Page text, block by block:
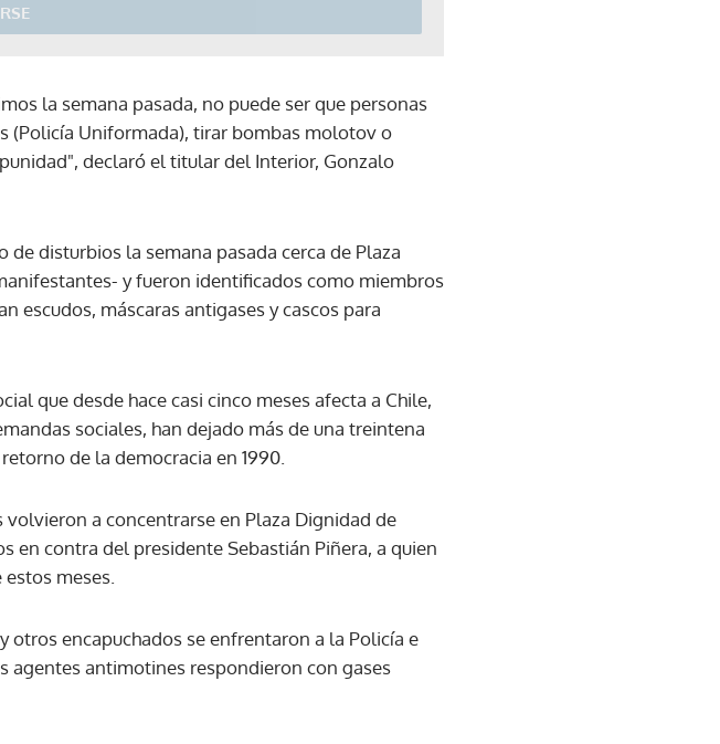
nuestro boletín.
la semana pasada, no puede ser que personas
(Policía Uniformada), tirar bombas molotov o
declaró el titular del Interior, Gonzalo
disturbios la semana pasada cerca de Plaza
y fueron identificados como miembros
escudos, máscaras antigases y cascos para
que desde hace casi cinco meses afecta a Chile,
sociales, han dejado más de una treintena
de la democracia en 1990.
a concentrarse en Plaza Dignidad de
en contra del presidente Sebastián Piñera, a quien
meses.
otros encapuchados se enfrentaron a la Policía e
agentes antimotines respondieron con gases